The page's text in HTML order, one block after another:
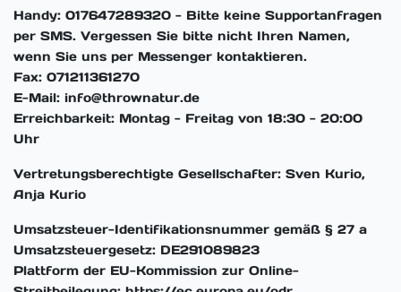
Handy: 017647289320 - Bitte keine Supportanfragen
per SMS. Vergessen Sie bitte nicht Ihren Namen,
wenn Sie uns per Messenger kontaktieren.
Fax: 071211361270
E-Mail: info@thrownatur.de
Erreichbarkeit: Montag - Freitag von 18:30 - 20:00
Uhr
Vertretungsberechtigte Gesellschafter: Sven Kurio,
Anja Kurio
Umsatzsteuer-Identifikationsnummer gemäß § 27 a
Umsatzsteuergesetz: DE291089823
Plattform der EU-Kommission zur Online-